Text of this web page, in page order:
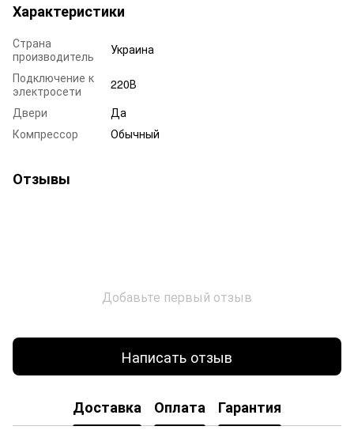
Характеристики
Страна
производитель
Украина
Подключение к
электросети
220В
Двери
Да
Компрессор
Обычный
Отзывы
Добавьте первый отзыв
Написать отзыв
Доставка Оплата Гарантия